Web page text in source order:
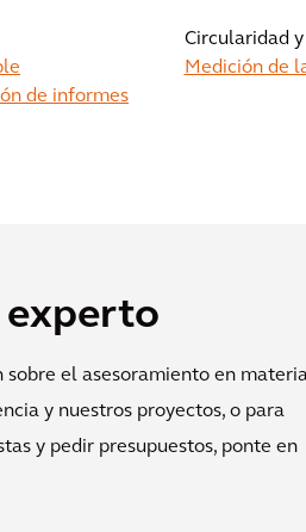
Circularidad
Medición de
de informes
experto
el asesoramiento en
y nuestros proyectos, o para
y pedir presupuestos, ponte en